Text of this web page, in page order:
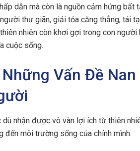
dẫn mà còn là nguồn cảm hứng bất
thư giãn, giải tỏa căng thẳng, tái
nhiên còn khơi gợi trong con
cuộc sống.
Những Vấn Đề
dù nhận được vô vàn lợi ích từ thiên
đến môi trường sống của chính mình.